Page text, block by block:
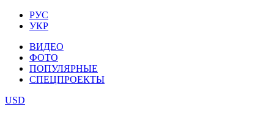
РУС
УКР
ВИДЕО
ФОТО
ПОПУЛЯРНЫЕ
СПЕЦПРОЕКТЫ
USD